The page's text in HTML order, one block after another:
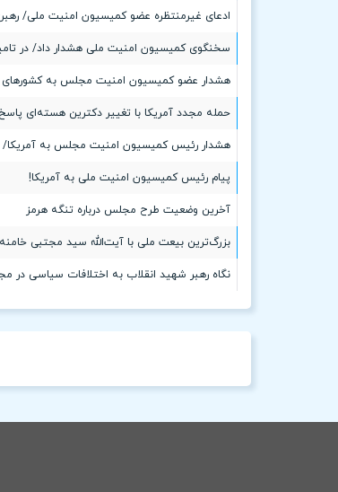
ادعای غیرمنتظره عضو کمیسیون امنیت ملی/
سخنگوی کمیسیون امنیت ملی هشدار داد/ در
هشدار عضو کمیسیون امنیت مجلس به کشورهای
حمله مجدد آمریکا با تغییر دکترین هسته‌ای
هشدار رئیس کمیسیون امنیت مجلس به آمریکا/
پیام رئیس کمیسیون امنیت ملی به آمریکا!
آخرین وضعیت طرح مجلس درباره تنگه هرمز
بزرگ‌ترین بیعت ملی با آیت‌الله سید مجتبی